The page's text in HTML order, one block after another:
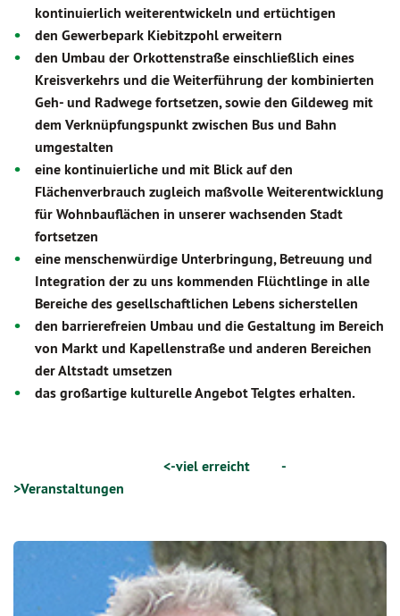
kontinuierlich weiterentwickeln und ertüchtigen
den Gewerbepark Kiebitzpohl erweitern
den Umbau der Orkottenstraße einschließlich eines
Kreisverkehrs und die Weiterführung der kombinierten
Geh- und Radwege fortsetzen, sowie den Gildeweg mit
dem Verknüpfungspunkt zwischen Bus und Bahn
umgestalten
eine kontinuierliche und mit Blick auf den
Flächenverbrauch zugleich maßvolle Weiterentwicklung
für Wohnbauflächen in unserer wachsenden Stadt
fortsetzen
eine menschenwürdige Unterbringung, Betreuung und
Integration der zu uns kommenden Flüchtlinge in alle
Bereiche des gesellschaftlichen Lebens sicherstellen
den barrierefreien Umbau und die Gestaltung im Bereich
von Markt und Kapellenstraße und anderen Bereichen
der Altstadt umsetzen
das großartige kulturelle Angebot Telgtes erhalten.
<-viel erreicht
-
>Veranstaltungen